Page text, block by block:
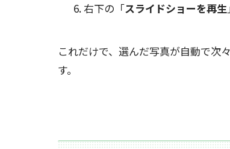
右下の「スライドショーを再生
これだけで、選んだ写真が自動で次
す。